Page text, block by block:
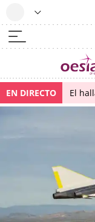
EN DIRECTO El